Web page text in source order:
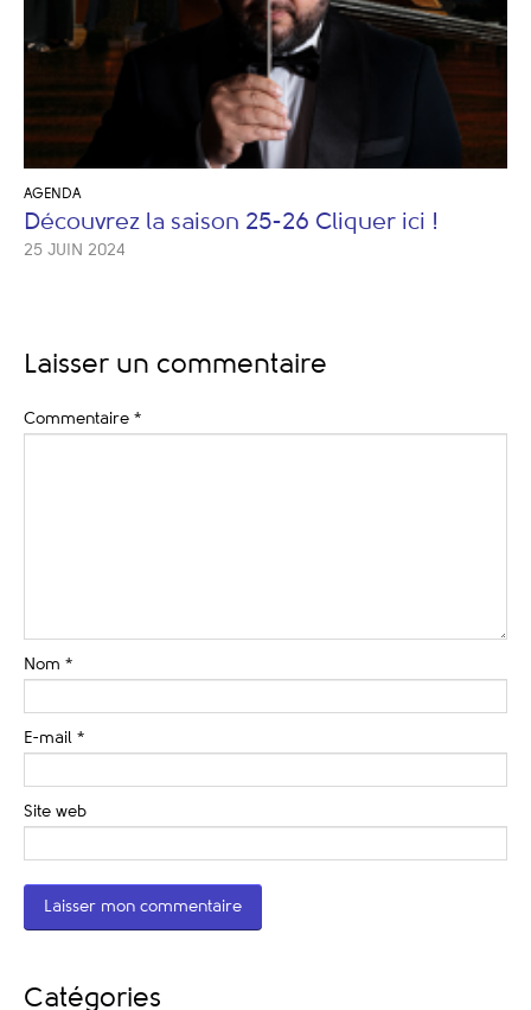
AGENDA
Découvrez la saison 25-26 Cliquer ici !
25 JUIN 2024
Laisser un commentaire
Commentaire *
Nom *
E-mail *
Site web
Catégories